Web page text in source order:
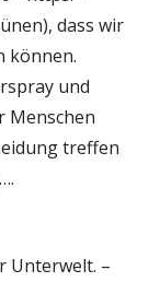
dass wir
können.
und
Menschen
treffen
Unterwelt. –